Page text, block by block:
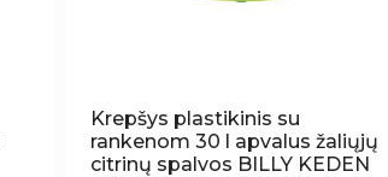
Krepšys plastikinis su
rankenom 30 l apvalus žaliųjų
citrinų spalvos BILLY KEDEN